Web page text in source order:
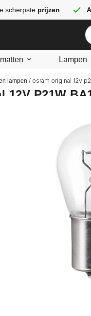
scherpste prijzen
Lampen
lampen / osram original 12v
12V P21W